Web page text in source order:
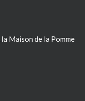
Maison de la Pomme